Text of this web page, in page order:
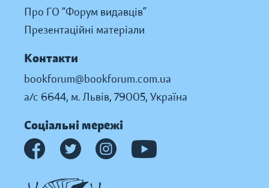
Про ГО “Форум видавців”
Презентаційні матеріали
Контакти
bookforum@bookforum.com.ua
а/с 6644, м. Львів, 79005, Україна
Соціальні мережі